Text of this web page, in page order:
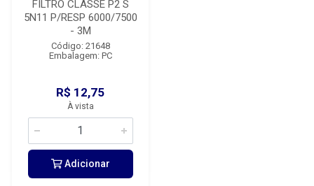
FILTRO CLASSE P2 S
5N11 P/RESP 6000/7500
- 3M
Código: 21648
Embalagem: PC
R$ 12,75
À vista
Adicionar